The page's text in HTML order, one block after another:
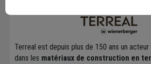
Terreal est depuis plus de 150 ans un acteur
dans les matériaux de construction en